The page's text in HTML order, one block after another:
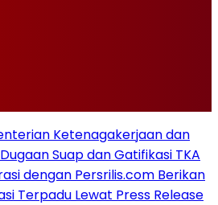
Ketenagakerjaan dan
Suap dan Gatifikasi TKA
dengan Persrilis.com Berikan
Terpadu Lewat Press Release